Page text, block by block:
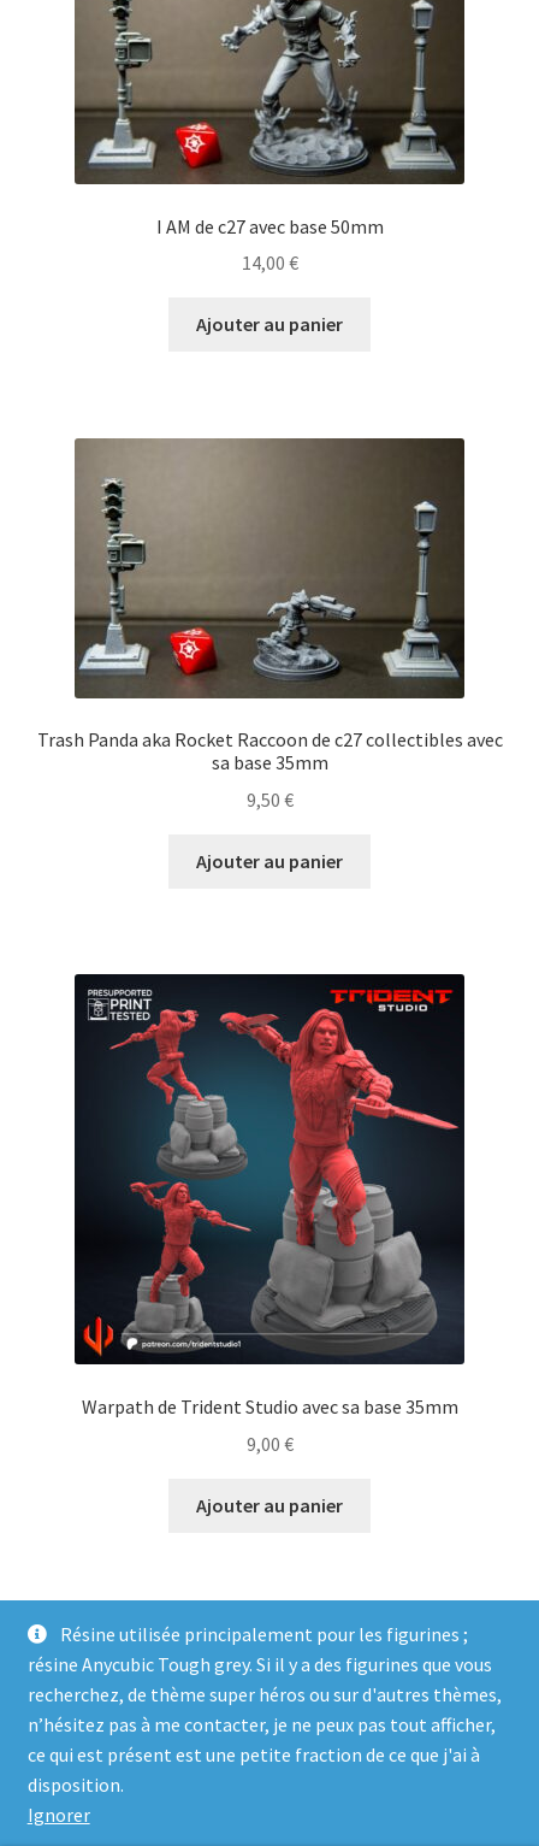
Résine utilisée principalement pour les figurines ;
résine Anycubic Tough grey. Si il y a des figurines que vous
recherchez, de thème super héros ou sur d'autres thèmes,
n’hésitez pas à me contacter, je ne peux pas tout afficher,
ce qui est présent est une petite fraction de ce que j'ai à
disposition.
Ignorer
I AM de c27 avec base 50mm
14,00 €
Ajouter au panier
Trash Panda aka Rocket Raccoon de c27 collectibles avec
sa base 35mm
9,50 €
Ajouter au panier
Warpath de Trident Studio avec sa base 35mm
9,00 €
Ajouter au panier
© Genosha Impact 2026
Built with WooCommerce